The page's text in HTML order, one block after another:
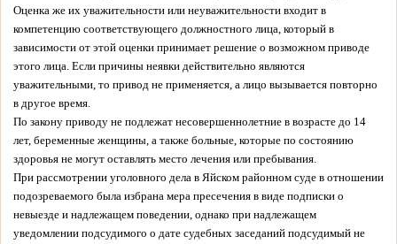
Оценка же их уважительности или неуважительности входит в
компетенцию соответствующего должностного лица, который в
зависимости от этой оценки принимает решение о возможном приводе
этого лица. Если причины неявки действительно являются
уважительными, то привод не применяется, а лицо вызывается повторно
в другое время.
По закону приводу не подлежат несовершеннолетние в возрасте до 14
лет, беременные женщины, а также больные, которые по состоянию
здоровья не могут оставлять место лечения или пребывания.
При рассмотрении уголовного дела в Яйском районном суде в отношении
подозреваемого была избрана мера пресечения в виде подписки о
невыезде и надлежащем поведении, однако при надлежащем
уведомлении подсудимого о дате судебных заседаний подсудимый не